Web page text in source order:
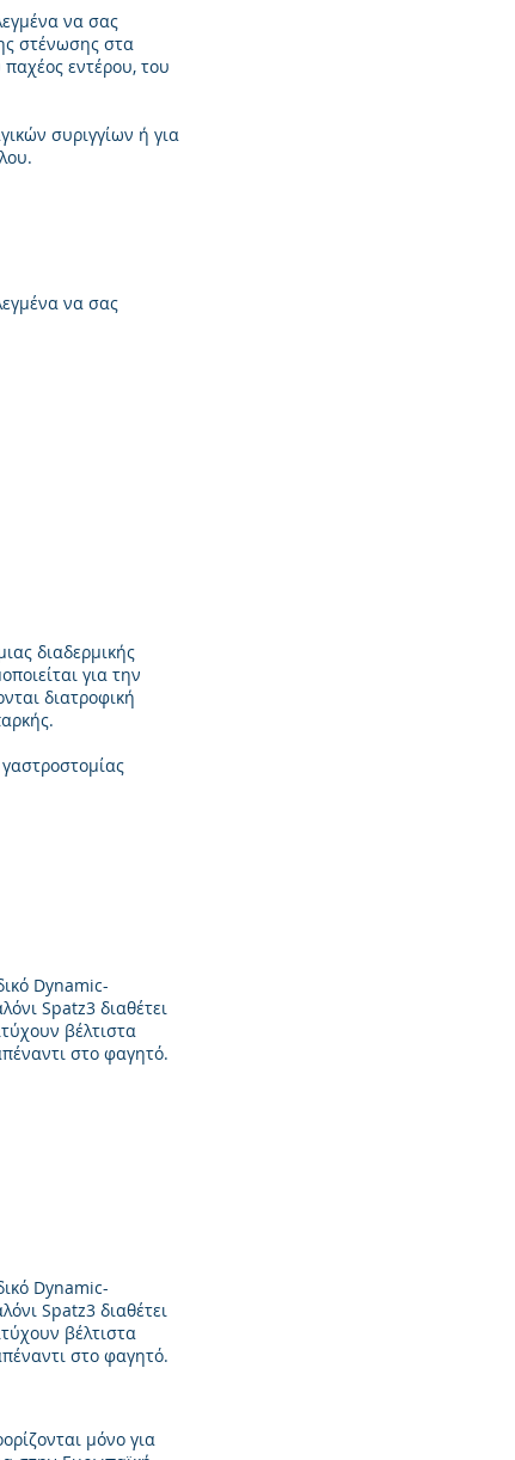
να σας
στένωσης στα
εντέρου, του
συριγγίων ή για
να σας
διαδερμικής
για την
διατροφική
Dynamic-
Spatz3 διαθέτει
βέλτιστα
στο φαγητό.
Dynamic-
Spatz3 διαθέτει
βέλτιστα
στο φαγητό.
μόνο για